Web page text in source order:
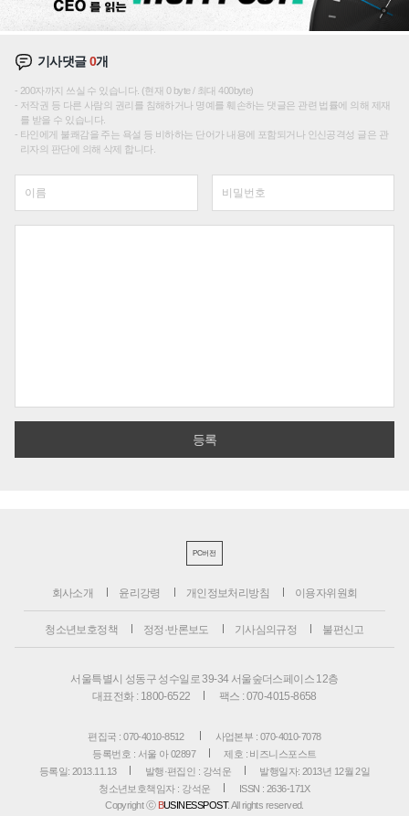
기사댓글0개
200자까지 쓰실 수 있습니다. (현재 0 byte / 최대 400byte)
저작권 등 다른 사람의 권리를 침해하거나 명예를 훼손하는 댓글은 관련 법률에 의해 제재
를 받을 수 있습니다.
타인에게 불쾌감을 주는 욕설 등 비하하는 단어가 내용에 포함되거나 인신공격성 글은 관
리자의 판단에 의해 삭제 합니다.
PC버전
회사소개 윤리강령 개인정보처리방침 이용자위원회
청소년보호정책 정정·반론보도 기사심의규정 불편신고
서울특별시 성동구 성수일로 39-34 서울숲더스페이스 12층
대표전화 : 1800-6522
팩스 : 070-4015-8658
편집국 : 070-4010-8512
사업본부 : 070-4010-7078
등록번호 : 서울 아 02897
제호 : 비즈니스포스트
등록일: 2013.11.13
발행·편집인 : 강석운
발행일자: 2013년 12월 2일
청소년보호책임자 : 강석운
ISSN : 2636-171X
Copyright ⓒ BUSINESSPOST. All rights reserved.